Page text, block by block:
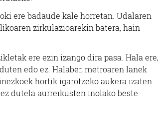
ere badaude kale horretan. Udalaren
zirkulazioarekin batera, hain
ere ezin izango dira pasa. Hala ere,
edo ez. Halaber, metroaren lanek
hortik igarotzeko aukera izaten
dutela aurreikusten inolako beste